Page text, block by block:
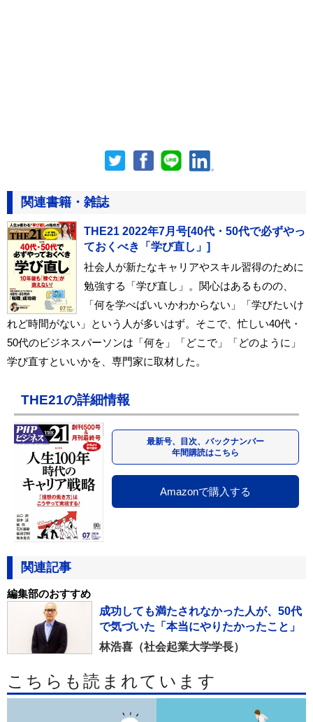
関連書籍・雑誌
THE21 2022年7月号[40代・50代で必ずやっ
ておくべき「学び直し」]
社会人が新たなキャリアやスキル習得のために
勉強する「学び直し」。関心はあるものの、
「何を学べばいいかわからない」「学びたいけ
れど時間がない」という人が多いはず。そこで、忙しい40代・
50代のビジネスパーソンは「何を」「どこで」「どのように」
学び直すといいかを、専門家に取材した。
THE21の詳細情報
最新号、目次、バックナンバー
年間購読はこちら
Amazonで購入する
関連記事
編集部のおすすめ
成功しても満たされなかった人が、50代
で気づいた「本当にやりたかったこと」
林浩喜（社会起業大学学長）
こちらも読まれています